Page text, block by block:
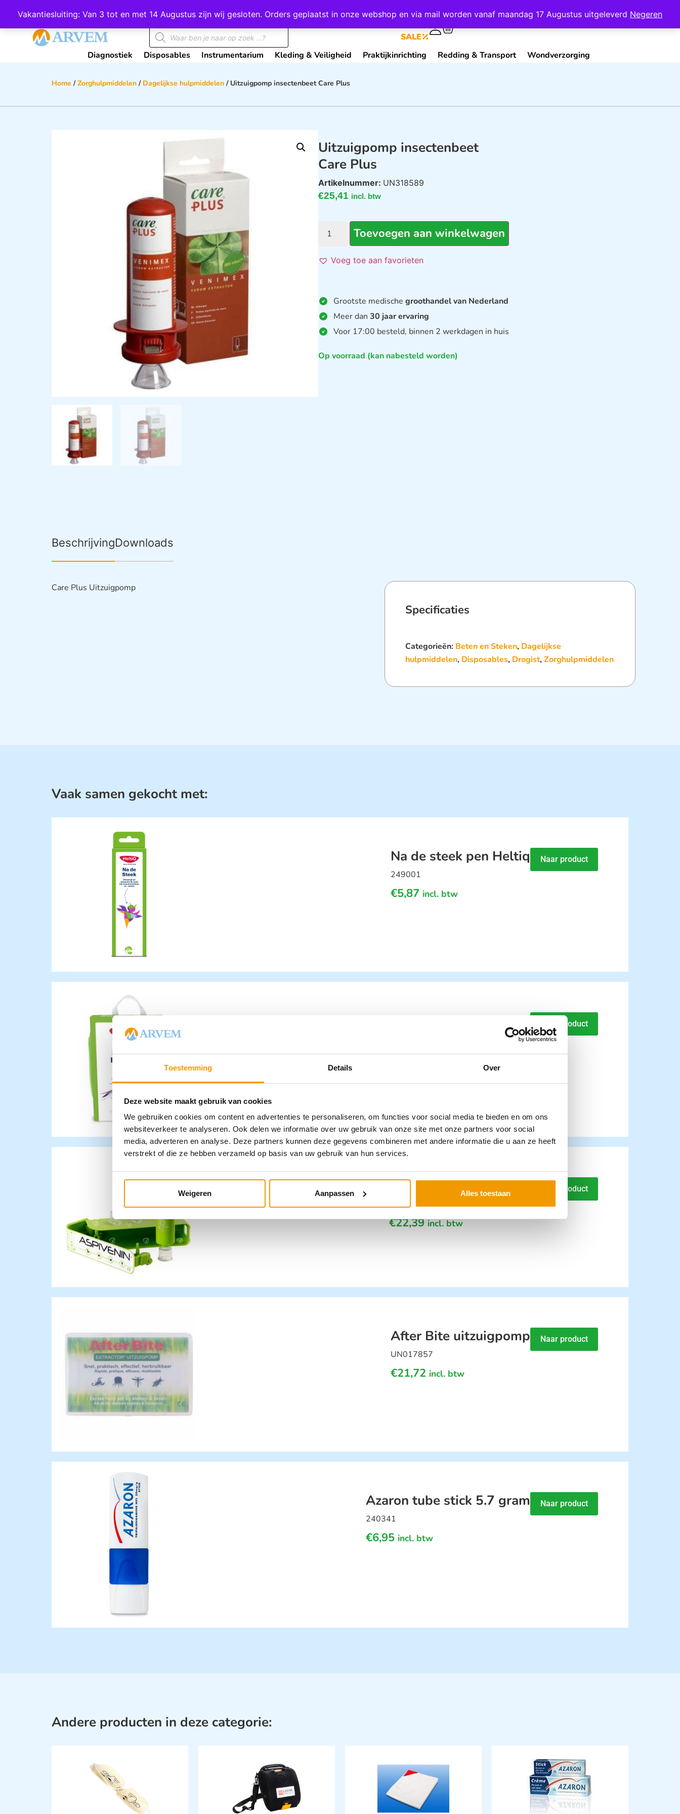
Toestemming Details Over
Deze website maakt gebruik van cookies
We gebruiken cookies om content en advertenties te personaliseren, om functies voor social media te bieden en om ons
websiteverkeer te analyseren. Ook delen we informatie over uw gebruik van onze site met onze partners voor social
media, adverteren en analyse. Deze partners kunnen deze gegevens combineren met andere informatie die u aan ze heeft
verstrekt of die ze hebben verzameld op basis van uw gebruik van hun services.
Weigeren Aanpassen Alles toestaan
Vakantiesluiting: Van 3 tot en met 14 Augustus zijn wij gesloten. Orders geplaatst in onze webshop en via mail worden vanaf maandag 17 Augustus uitgeleverd Negeren
Wij scoren een 4,8 op Google Mijn Account Contact
SALE
Diagnostiek Disposables Instrumentarium Kleding & Veiligheid Praktijkinrichting Redding & Transport Wondverzorging
Home /Zorghulpmiddelen / Dagelijkse hulpmiddelen / Uitzuigpomp insectenbeet Care Plus
Uitzuigpomp insectenbeet
Care Plus
Artikelnummer: UN318589
€25,41 incl. btw
Toevoegen aan winkelwagen
Voeg toe aan favorieten
Grootste medischegroothandel van Nederland
Meer dan30 jaar ervaring
Voor 17:00 besteld, binnen 2 werkdagen in huis
Op voorraad (kan nabesteld worden)
BeschrijvingDownloads
Care Plus Uitzuigpomp
Specificaties
Categorieën: Beten en Steken, Dagelijkse
hulpmiddelen, Disposables, Drogist,Zorghulpmiddelen
Vaak samen gekocht met:
Naar product
Na de steek pen Heltiq
249001
€5,87 incl. btw
Naar product
€20,64 incl. btw
Naar product
Aspivenin uitzuigpomp
249000
€22,39 incl. btw
Naar product
After Bite uitzuigpomp
UN017857
€21,72 incl. btw
Naar product
Azaron tube stick 5.7 gram
240341
€6,95 incl. btw
Andere producten in deze categorie: